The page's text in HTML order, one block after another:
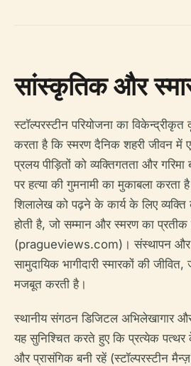
सांस्कृतिक और
स्टॉल्परस्टीन परियोजना का
करता है कि स्मरण दैनिक शहरी जीवन में
प्रलय पीड़ितों को व्यक्तिगतता और
पर हत्या की गुमनामी का मुकाबला करता
शिलालेख को पढ़ने के कार्य के लिए
होती है, जो सम्मान और स्मरण का प्रतीक
(pragueviews.com)। संस्थापन और
सामुदायिक भागीदारी स्मारकों की
मजबूत करती है।
स्थानीय संगठन डिजिटल अभिलेखागार
यह सुनिश्चित करते हुए कि प्रत्येक
और प्रासंगिक बनी रहें (स्टॉल्परस्टीन